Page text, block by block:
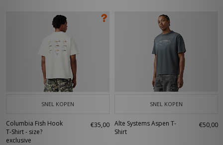
SNEL KOPEN
Columbia Fish Hook
T-Shirt - size?
exclusive
€35,00
SNEL KOPEN
Alte Systems Aspen T-
Shirt
€50,00